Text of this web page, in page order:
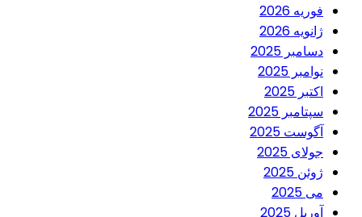
فوریه 2026
ژانویه 2026
دسامبر 2025
نوامبر 2025
اکتبر 2025
سپتامبر 2025
آگوست 2025
جولای 2025
ژوئن 2025
می 2025
آوریل 2025